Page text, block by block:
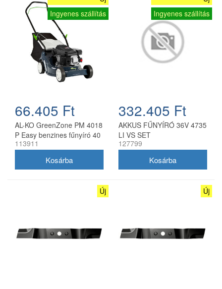
Ingyenes szállítás
66.405 Ft
AL-KO GreenZone PM 4018
P Easy benzines fűnyíró 40
cm
113911
Ingyenes szállítás
332.405 Ft
AKKUS FŰNYÍRÓ 36V 4735
LI VS SET
127799
Új Új